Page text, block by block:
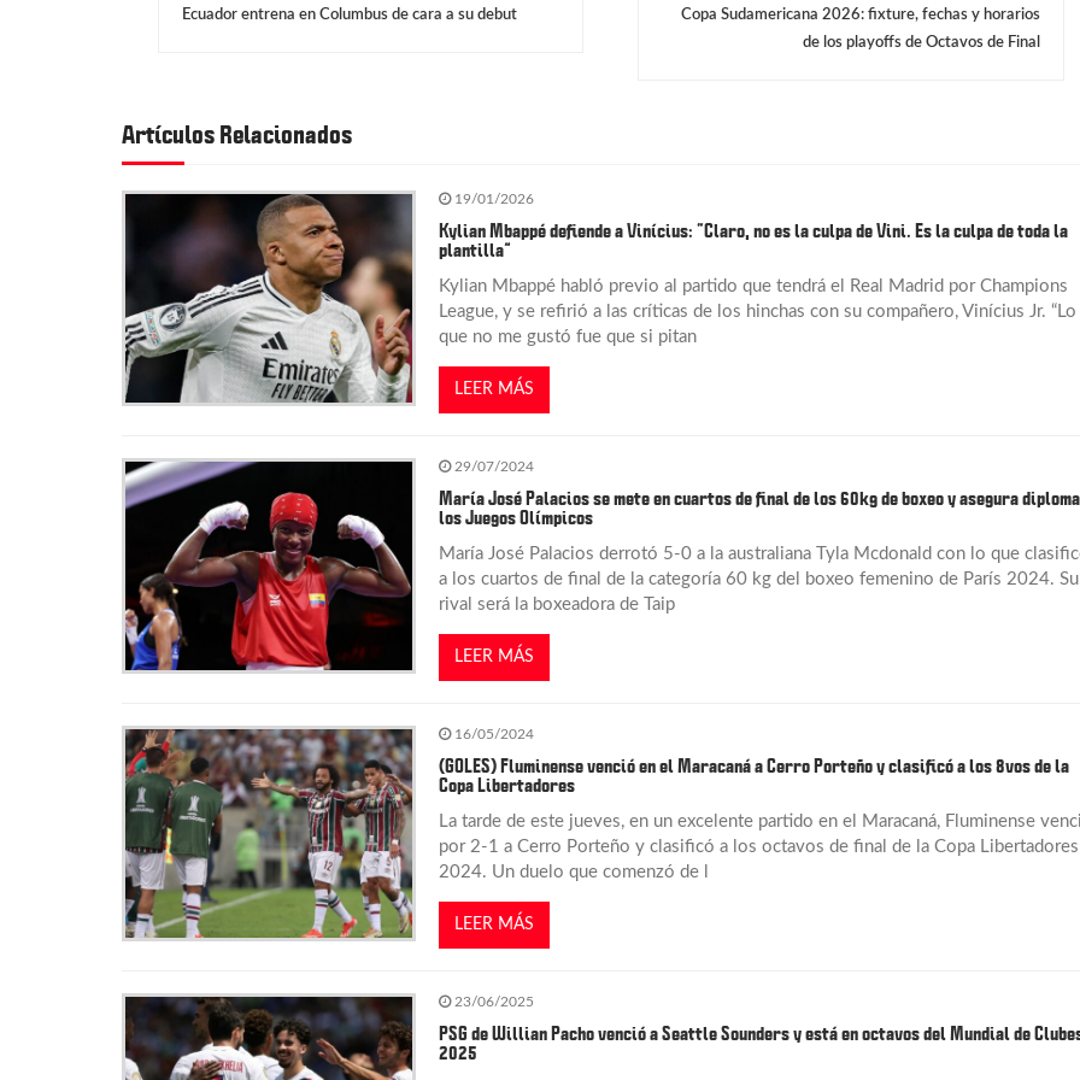
e
a
c
i
ó
d
e
n
t
r
a
d
Ecuador entrena en Columbus de cara a su debut
Copa Sudamericana 2026: fixture, fechas y horarios
de los playoffs de Octavos de Final
Artículos Relacionados
19/01/2026
Kylian Mbappé defiende a Vinícius: “Claro, no es la culpa de Vini. Es la culpa de toda la
plantilla”
Kylian Mbappé habló previo al partido que tendrá el Real Madrid por Champions
League, y se refirió a las críticas de los hinchas con su compañero, Vinícius Jr. “Lo
que no me gustó fue que si pitan
LEER MÁS
29/07/2024
María José Palacios se mete en cuartos de final de los 60kg de boxeo y asegura
los Juegos Olímpicos
María José Palacios derrotó 5-0 a la australiana Tyla Mcdonald con lo que
a los cuartos de final de la categoría 60 kg del boxeo femenino de París 2024. Su
rival será la boxeadora de Taip
LEER MÁS
16/05/2024
(GOLES) Fluminense venció en el Maracaná a Cerro Porteño y clasificó a los 8vos de la
Copa Libertadores
La tarde de este jueves, en un excelente partido en el Maracaná, Fluminense
por 2-1 a Cerro Porteño y clasificó a los octavos de final de la Copa Libertadores
2024. Un duelo que comenzó de l
LEER MÁS
23/06/2025
PSG de Willian Pacho venció a Seattle Sounders y está en octavos del Mundial de
2025